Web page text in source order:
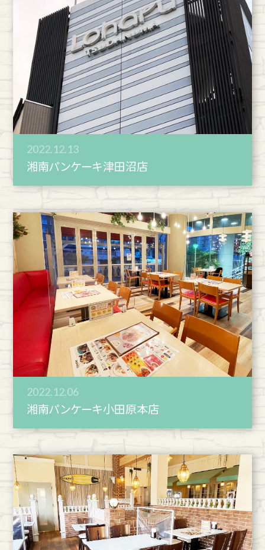
2022.12.13
湘南パンケーキ津田沼店
2022.12.06
湘南パンケーキ小田原本店